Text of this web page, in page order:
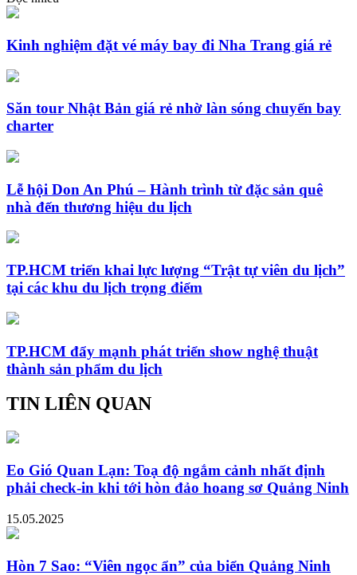
Kinh nghiệm đặt vé máy bay đi Nha Trang giá rẻ
Săn tour Nhật Bản giá rẻ nhờ làn sóng chuyến bay
charter
Lễ hội Don An Phú – Hành trình từ đặc sản quê
nhà đến thương hiệu du lịch
TP.HCM triển khai lực lượng “Trật tự viên du lịch”
tại các khu du lịch trọng điểm
TP.HCM đẩy mạnh phát triển show nghệ thuật
thành sản phẩm du lịch
TIN LIÊN QUAN
Eo Gió Quan Lạn: Toạ độ ngắm cảnh nhất định
phải check-in khi tới hòn đảo hoang sơ Quảng Ninh
15.05.2025
Hòn 7 Sao: “Viên ngọc ẩn” của biển Quảng Ninh